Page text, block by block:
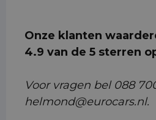
Onze klanten
4.9 van de 5 sterren
Voor vragen bel 088
helmond@eurocars.nl.